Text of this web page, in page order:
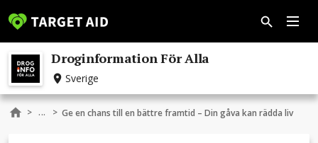
Droginformation För Alla
Sverige
> ... > Ge en chans till en bättre framtid – Din gåva kan rädda liv